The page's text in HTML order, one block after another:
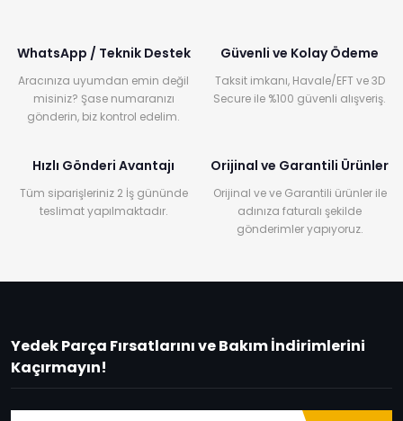
WhatsApp / Teknik Destek
Aracınıza uyumdan emin değil
misiniz? Şase numaranızı
gönderin, biz kontrol edelim.
Güvenli ve Kolay Ödeme
Taksit imkanı, Havale/EFT ve 3D
Secure ile %100 güvenli alışveriş.
Hızlı Gönderi Avantajı
Tüm siparişleriniz 2 İş gününde
teslimat yapılmaktadır.
Orijinal ve Garantili Ürünler
Orijinal ve ve Garantili ürünler ile
adınıza faturalı şekilde
gönderimler yapıyoruz.
Yedek Parça Fırsatlarını ve Bakım İndirimlerini
Kaçırmayın!